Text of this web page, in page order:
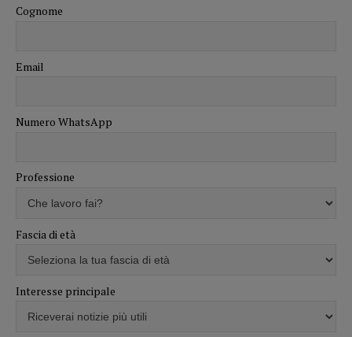
Cognome
Email
Numero WhatsApp
Professione
Fascia di età
Interesse principale